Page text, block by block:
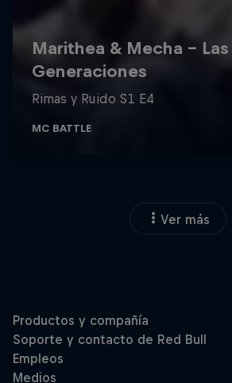
Ver más